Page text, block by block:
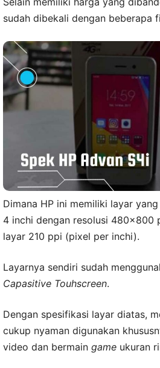
sudah dibekali dengan beberapa
Dimana HP ini memiliki layar
4 inchi dengan resolusi 480×800
layar 210 ppi (pixel per inchi).
Layarnya sendiri sudah
Capasitive Touhscreen.
Dengan spesifikasi layar diatas,
cukup nyaman digunakan
video dan bermain game ukuran